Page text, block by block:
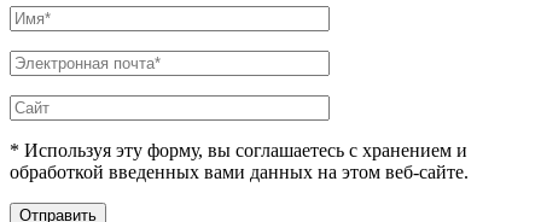
* Используя эту форму, вы соглашаетесь с хранением и
обработкой введенных вами данных на этом веб-сайте.